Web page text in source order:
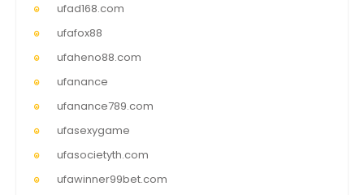
ufad168.com
ufafox88
ufaheno88.com
ufanance
ufanance789.com
ufasexygame
ufasocietyth.com
ufawinner99bet.com